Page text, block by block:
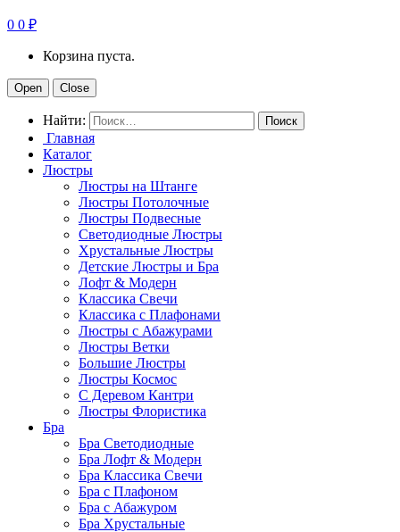
0 0 ₽
Корзина пуста.
Open Close
Найти:
Главная
Каталог
Люстры
Люстры на Штанге
Люстры Потолочные
Люстры Подвесные
Светодиодные Люстры
Хрустальные Люстры
Детские Люстры и Бра
Лофт & Модерн
Классика Свечи
Классика с Плафонами
Люстры с Абажурами
Люстры Ветки
Большие Люстры
Люстры Космос
С Деревом Кантри
Люстры Флористика
Бра
Бра Светодиодные
Бра Лофт & Модерн
Бра Классика Свечи
Бра с Плафоном
Бра с Абажуром
Бра Хрустальные